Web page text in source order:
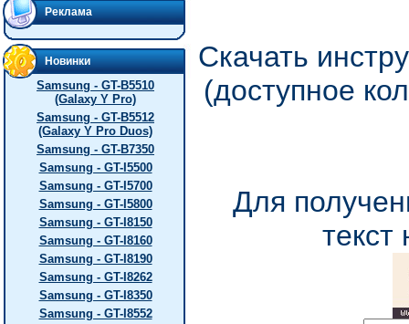
Реклама
Новинки
Samsung - GT-B5510
(Galaxy Y Pro)
Samsung - GT-B5512
(Galaxy Y Pro Duos)
Samsung - GT-B7350
Samsung - GT-I5500
Samsung - GT-I5700
Samsung - GT-I5800
Samsung - GT-I8150
Samsung - GT-I8160
Samsung - GT-I8190
Samsung - GT-I8262
Samsung - GT-I8350
Samsung - GT-I8552
Скачать
(доступное
Для
текст